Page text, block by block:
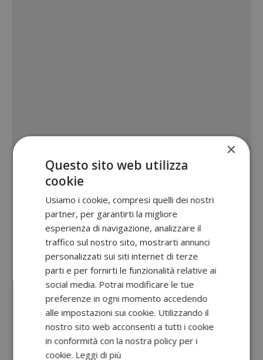
×
Questo sito web utilizza
cookie
Usiamo i cookie, compresi quelli dei nostri
partner, per garantirti la migliore
esperienza di navigazione, analizzare il
traffico sul nostro sito, mostrarti annunci
personalizzati sui siti internet di terze
parti e per fornirti le funzionalità relative ai
social media. Potrai modificare le tue
preferenze in ogni momento accedendo
alle impostazioni sui cookie. Utilizzando il
nostro sito web acconsenti a tutti i cookie
in conformità con la nostra policy per i
cookie. Leggi di più